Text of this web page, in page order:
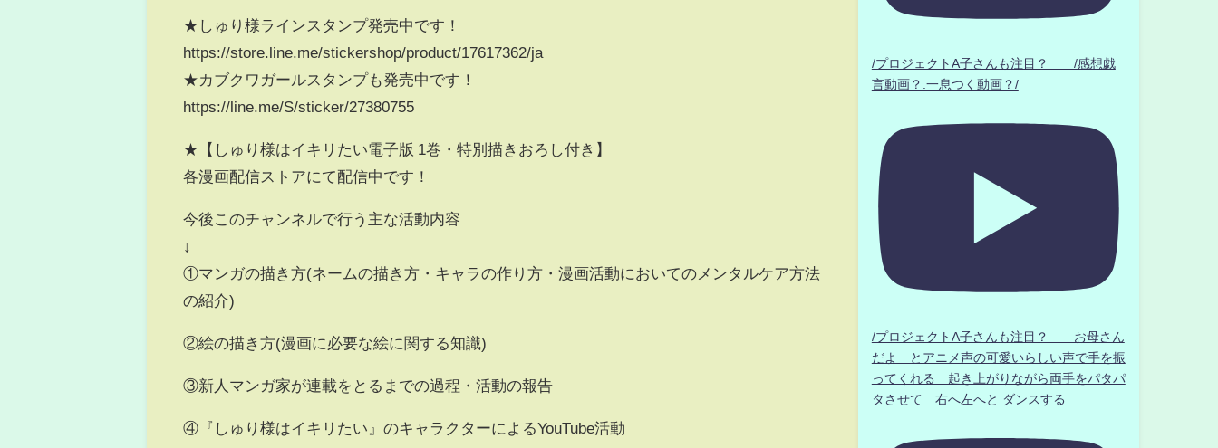
★しゅり様ラインスタンプ発売中です！
https://store.line.me/stickershop/product/17617362/ja
★カブクワガールスタンプも発売中です！
https://line.me/S/sticker/27380755
★【しゅり様はイキリたい電子版 1巻・特別描きおろし付き】
各漫画配信ストアにて配信中です！
今後このチャンネルで行う主な活動内容
↓
①マンガの描き方(ネームの描き方・キャラの作り方・漫画活動においてのメンタルケア方法
の紹介)
②絵の描き方(漫画に必要な絵に関する知識)
③新人マンガ家が連載をとるまでの過程・活動の報告
④『しゅり様はイキリたい』のキャラクターによるYouTube活動
/プロジェクトA子さんも注目？ /感想戯
言動画？.一息つく動画？/
/プロジェクトA子さんも注目？ お母さん
だよ とアニメ声の可愛いらしい声で手を振
ってくれる 起き上がりながら両手をパタパ
タさせて 右へ左へと ダンスする